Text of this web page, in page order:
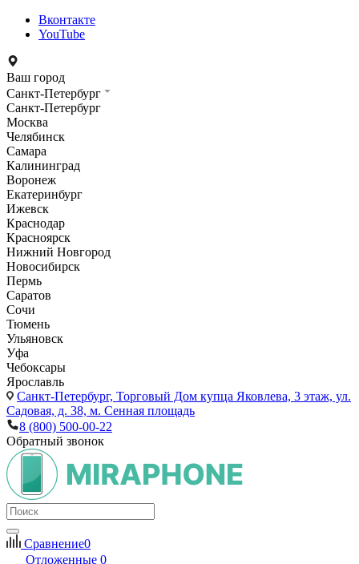
Вконтакте
YouTube
Ваш город
Санкт-Петербург
Санкт-Петербург
Москва
Челябинск
Самара
Калининград
Воронеж
Екатеринбург
Ижевск
Краснодар
Красноярск
Нижний Новгород
Новосибирск
Пермь
Саратов
Сочи
Тюмень
Ульяновск
Уфа
Чебоксары
Ярославль
Санкт-Петербург, Торговый Дом купца Яковлева, 3 этаж, ул.
Садовая, д. 38, м. Сенная площадь
8 (800) 500-00-22
Обратный звонок
Сравнение0
Отложенные 0